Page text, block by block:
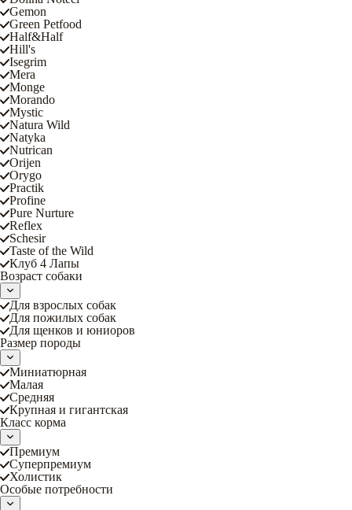
Gemon
Green Petfood
Half&Half
Hill's
Isegrim
Mera
Monge
Morando
Mystic
Natura Wild
Natyka
Nutrican
Orijen
Orygo
Practik
Profine
Pure Nurture
Reflex
Schesir
Taste of the Wild
Клуб 4 Лапы
Возраст собаки
Для взрослых собак
Для пожилых собак
Для щенков и юниоров
Размер породы
Миниатюрная
Малая
Средняя
Крупная и гигантская
Класс корма
Премиум
Суперпремиум
Холистик
Особые потребности